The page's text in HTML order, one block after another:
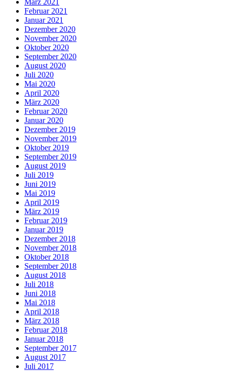
Februar 2021
Januar 2021
Dezember 2020
November 2020
Oktober 2020
September 2020
August 2020
Juli 2020
Mai 2020
April 2020
März 2020
Februar 2020
Januar 2020
Dezember 2019
November 2019
Oktober 2019
September 2019
August 2019
Juli 2019
Juni 2019
Mai 2019
April 2019
März 2019
Februar 2019
Januar 2019
Dezember 2018
November 2018
Oktober 2018
September 2018
August 2018
Juli 2018
Juni 2018
Mai 2018
April 2018
März 2018
Februar 2018
Januar 2018
September 2017
August 2017
Juli 2017